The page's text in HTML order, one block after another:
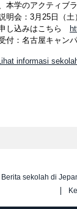
本学のアクティブ
明会：3月25日（
し込みはこちら
付：名古屋キャン
informasi
Berita sekolah di